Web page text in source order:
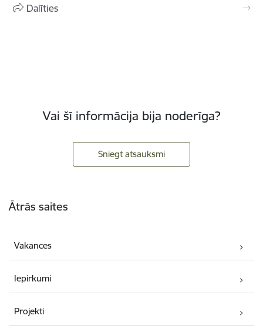
Dalīties
Vai šī informācija bija noderīga?
Sniegt atsauksmi
Ātrās saites
Vakances
Iepirkumi
Projekti